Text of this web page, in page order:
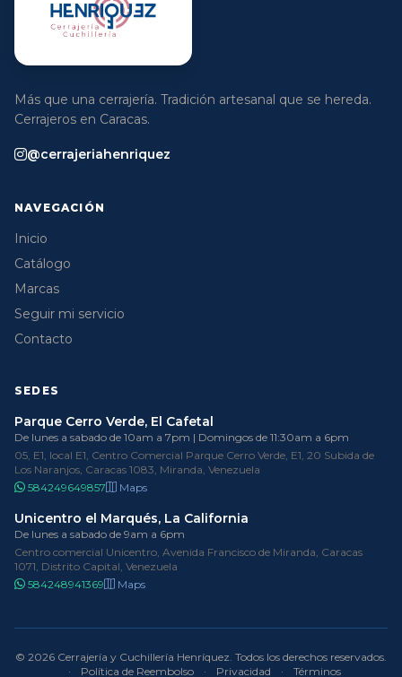
Más que una cerrajería. Tradición artesanal que se hereda.
Cerrajeros en Caracas.
@cerrajeriahenriquez
NAVEGACIÓN
Inicio
Catálogo
Marcas
Seguir mi servicio
Contacto
SEDES
Parque Cerro Verde, El Cafetal
De lunes a sabado de 10am a 7pm | Domingos de 11:30am a 6pm
05, E1, local E1, Centro Comercial Parque Cerro Verde, E1, 20 Subida de
Los Naranjos, Caracas 1083, Miranda, Venezuela
584249649857
Maps
Unicentro el Marqués, La California
De lunes a sabado de 9am a 6pm
Centro comercial Unicentro, Avenida Francisco de Miranda, Caracas
1071, Distrito Capital, Venezuela
584248941369
Maps
© 2026 Cerrajería y Cuchillería Henríquez. Todos los derechos reservados.
·
Política de Reembolso · Privacidad · Términos